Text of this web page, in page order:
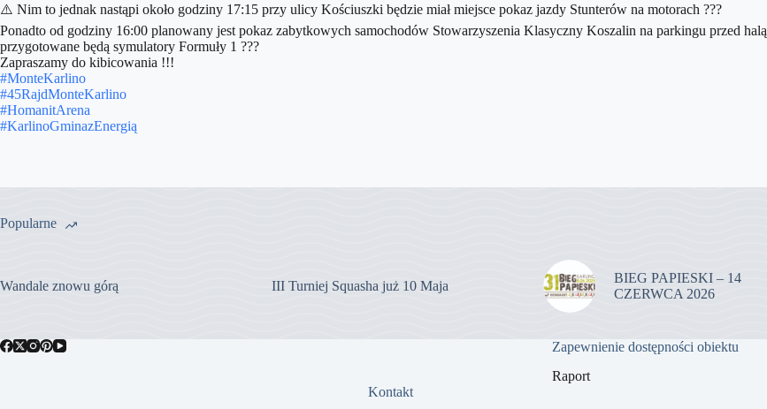
⚠️ Nim to jednak nastąpi około godziny 17:15 przy ulicy Kościuszki będzie miał miejsce pokaz jazdy Stunterów na motorach ???
Ponadto od godziny 16:00 planowany jest pokaz zabytkowych samochodów Stowarzyszenia Klasyczny Koszalin na parkingu przed halą
przygotowane będą symulatory Formuły 1 ???
Zapraszamy do kibicowania !!!
#MonteKarlino
#45RajdMonteKarlino
#HomanitArena
#KarlinoGminazEnergią
Popularne
Wandale znowu górą III Turniej Squasha już 10 Maja
BIEG PAPIESKI – 14
CZERWCA 2026
Zapewnienie dostępności obiektu
Raport
Kontakt